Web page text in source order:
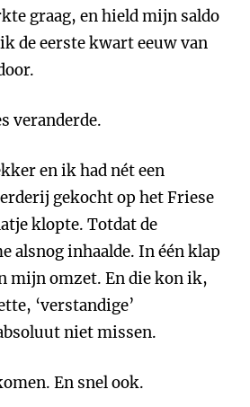
graag, en hield mijn saldo
de eerste kwart eeuw van
veranderde.
en ik had nét een
gekocht op het Friese
klopte. Totdat de
alsnog inhaalde. In één klap
mijn omzet. En die kon ik,
‘verstandige’
niet missen.
En snel ook.